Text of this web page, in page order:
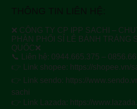
THÔNG TIN LIÊN HỆ:
❌ CÔNG TY CP IPP SACHI –
PHÂN PHỐI SỈ LẺ BÁNH TRÁNG
QUỐC❌
📞 Liên hệ: 0944.665.375 –
👉 Link shopee: https://shopee.vn/
👉 Link sendo: https://
sachi
👉 Link Lazada: https://